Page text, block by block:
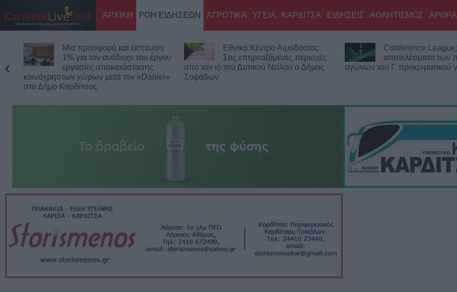
ΑΡΧΙΚΗ ΡΟΗ ΕΙΔΗΣΕΩΝ ΑΓΡΟΤΙΚΑ ΥΓΕΙΑ ΚΑΡΔΙΤΣΑ ΕΙΔΗΣΕΙΣ ΑΘΛΗΤΙΣΜΟΣ ΑΡΘΡΑ
Μία προσφορά και έκπτωση
1% για τον ανάδοχο του έργου
εργασίες αποκατάστασης
κοινόχρηστων χώρων μετά τον «Daniel»
στο Δήμο Καρδίτσας
Εθνικό Κέντρο Αιμοδοσίας:
Στις επηρεαζόμενες περιοχές
από τον ιό του Δυτικού Νείλου ο Δήμος
Σοφάδων
Conference
αποτελέσματα των
αγώνων του Γ΄προκριματικού